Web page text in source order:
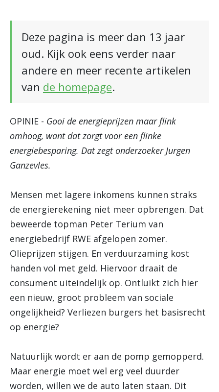
Deze pagina is meer dan 13 jaar
oud. Kijk ook eens verder naar
andere en meer recente artikelen
van de homepage.
OPINIE - Gooi de energieprijzen maar flink
omhoog, want dat zorgt voor een flinke
energiebesparing. Dat zegt onderzoeker Jurgen
Ganzevles.
Mensen met lagere inkomens kunnen straks
de energierekening niet meer opbrengen. Dat
beweerde topman Peter Terium van
energiebedrijf RWE afgelopen zomer.
Olieprijzen stijgen. En verduurzaming kost
handen vol met geld. Hiervoor draait de
consument uiteindelijk op. Ontluikt zich hier
een nieuw, groot probleem van sociale
ongelijkheid? Verliezen burgers het basisrecht
op energie?
Natuurlijk wordt er aan de pomp gemopperd.
Maar energie moet wel erg veel duurder
worden, willen we de auto laten staan. Dit